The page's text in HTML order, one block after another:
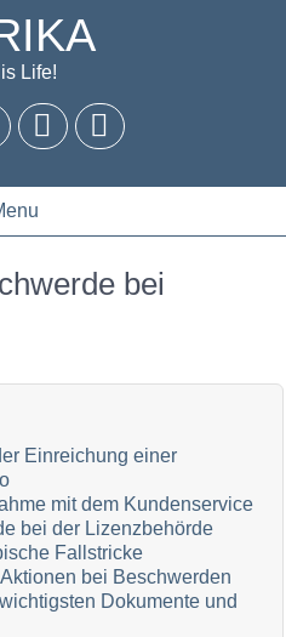
Life!
bei
Einreichung einer
mit dem Kundenservice
bei der Lizenzbehörde
Fallstricke
bei Beschwerden
Dokumente und